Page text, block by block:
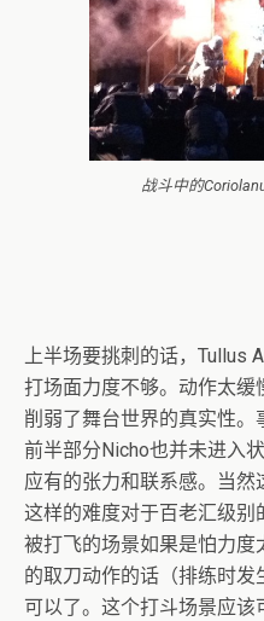
战斗中的
上半场要挑刺的话，Tullus
打场面力度不够。动作太缓
削弱了舞台世界的真实性
前半部分Nicho也并未进入
应有的张力和联系感。当
这样的难度对于百老汇级
被打飞的场景如果是怕力
的取刀动作的话（排练时
可以了。这个打斗场景应该